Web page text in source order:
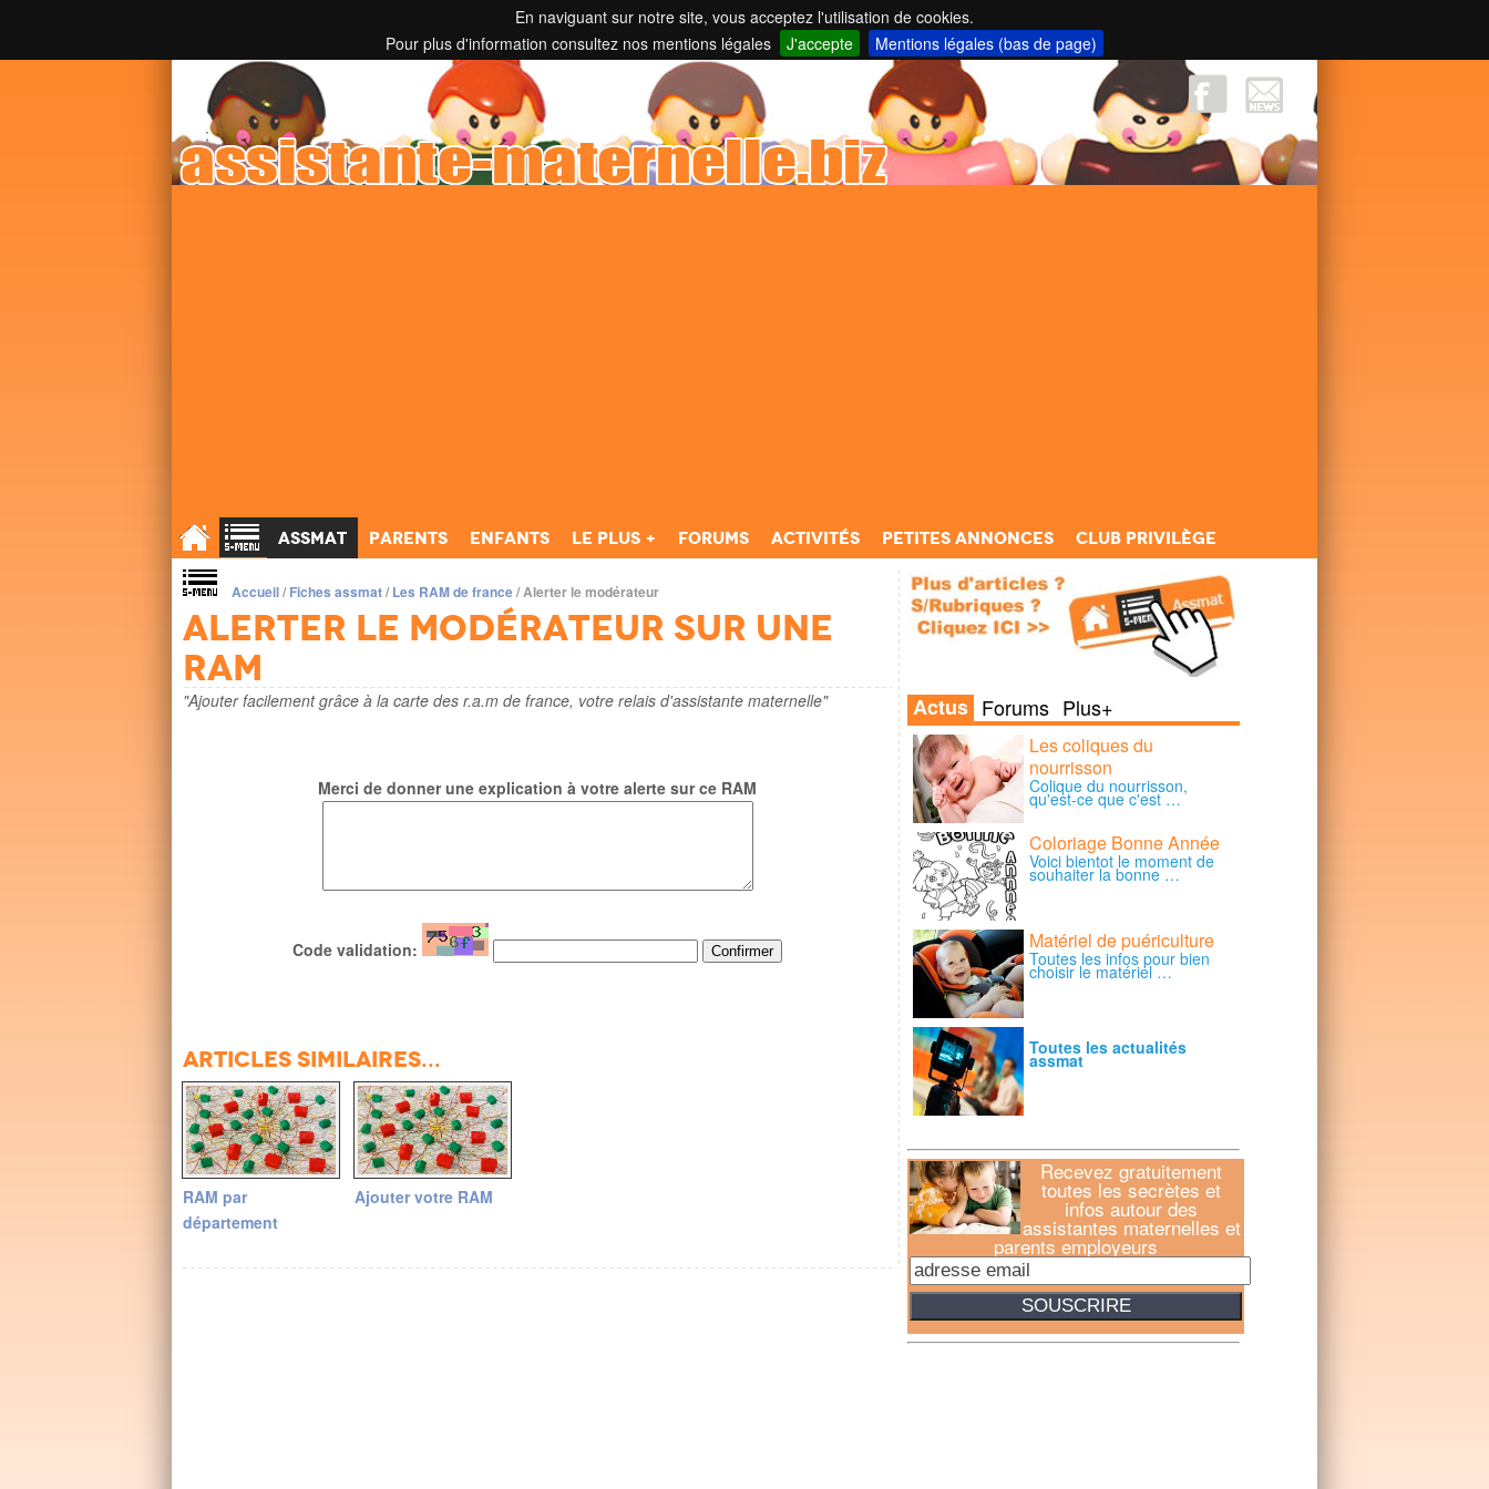
En naviguant sur notre site, vous acceptez l'utilisation de cookies.
Pour plus d'information consultez nos mentions légales
J'accepte Mentions légales (bas de page)
Toutes les informations sur les assistantes maternelles et parents employeurs ...
;
Assmat Parents Enfants Le Plus + Forums Activités Petites annonces Club Privilège
Accueil/Fiches assmat/Les RAM de france/Alerter le modérateur
Alerter le modérateur sur une
ram
"Ajouter facilement grâce à la carte des r.a.m de france, votre relais d'assistante maternelle"
Merci de donner une explication à votre alerte sur ce RAM
Code validation:
Articles similaires...
RAM par
département
Ajouter votre RAM
Actus Forums Plus+
Les coliques du
nourrisson
Colique du nourrisson,
qu'est-ce que c'est …
Coloriage Bonne Année
Voici bientot le moment de
souhaiter la bonne …
Matériel de puériculture
Toutes les infos pour bien
choisir le matériel …
Toutes les actualités
assmat
Recevez gratuitement
toutes les secrètes et
infos autour des
assistantes maternelles et
parents employeurs